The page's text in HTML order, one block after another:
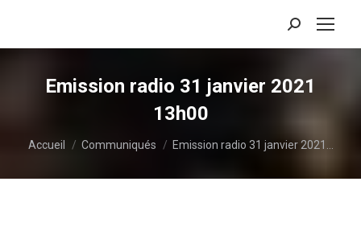
Recherche
:
Emission radio 31 janvier 2021
13h00
Vous êtes ici :
Accueil Communiqués Emission radio 31 janvier 2021…